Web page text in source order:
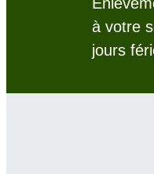
à votre
jours